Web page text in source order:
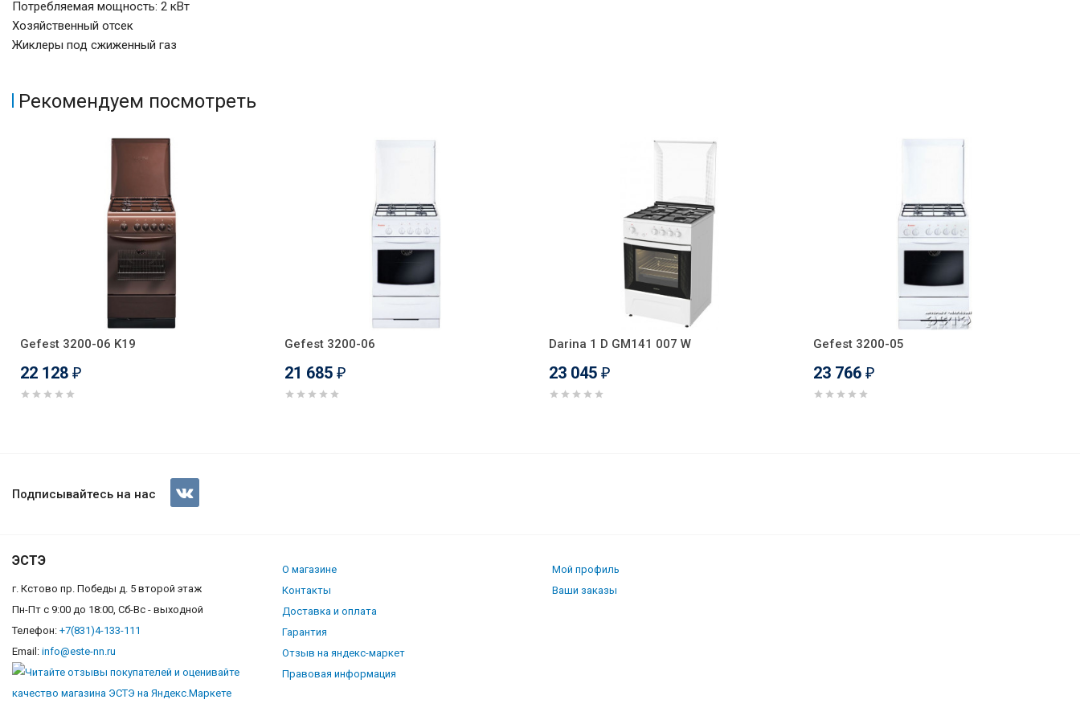
Потребляемая мощность: 2 кВт
Хозяйственный отсек
Жиклеры под сжиженный газ
Рекомендуем посмотреть
Gefest 3200-06 K19
22 128 ₽
Gefest 3200-06
21 685 ₽
Darina 1 D GM141 007 W
23 045 ₽
Gefest 3200-05
23 766 ₽
Газовая плита Darina 1 B КМ 441 301 W
Подписывайтесь на нас
ЭСТЭ
г. Кстово пр. Победы д. 5 второй этаж
Пн-Пт с 9:00 до 18:00, Сб-Вс - выходной
Телефон: +7(831)4-133-111
Email: info@este-nn.ru
О магазине
Контакты
Доставка и оплата
Гарантия
Отзыв на яндекс-маркет
Правовая информация
Мой профиль
Ваши заказы